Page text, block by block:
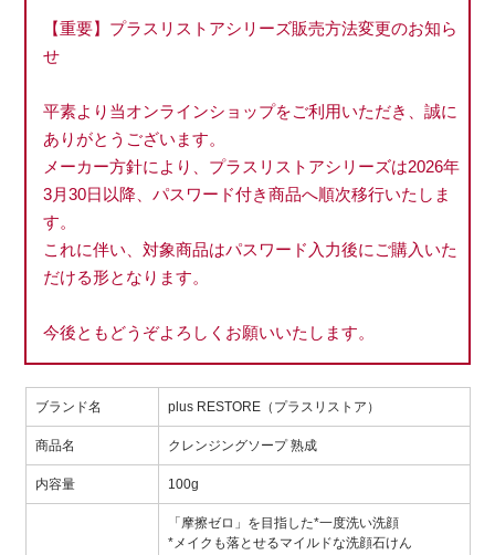
【重要】プラスリストアシリーズ販売方法変更のお知ら
せ
平素より当オンラインショップをご利用いただき、誠に
ありがとうございます。
メーカー方針により、プラスリストアシリーズは2026年
3月30日以降、パスワード付き商品へ順次移行いたしま
す。
これに伴い、対象商品はパスワード入力後にご購入いた
だける形となります。
今後ともどうぞよろしくお願いいたします。
ブランド名 plus RESTORE（プラスリストア）
商品名 クレンジングソープ 熟成
内容量 100g
「摩擦ゼロ」を目指した*一度洗い洗顔
*メイクも落とせるマイルドな洗顔石けん